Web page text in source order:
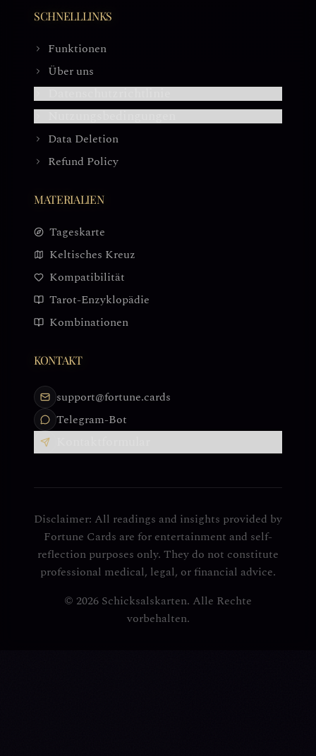
SCHNELLLINKS
Funktionen
Über uns
Data Deletion
Refund Policy
MATERIALIEN
Tageskarte
Keltisches Kreuz
Kompatibilität
Tarot-Enzyklopädie
Kombinationen
KONTAKT
support@fortune.cards
Telegram-Bot
Disclaimer: All readings and insights provided by
Fortune Cards are for entertainment and self-
reflection purposes only. They do not constitute
professional medical, legal, or financial advice.
© 2026 Schicksalskarten. Alle Rechte
vorbehalten.